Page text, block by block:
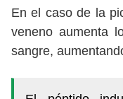
En el caso de la
veneno aumenta
sangre,